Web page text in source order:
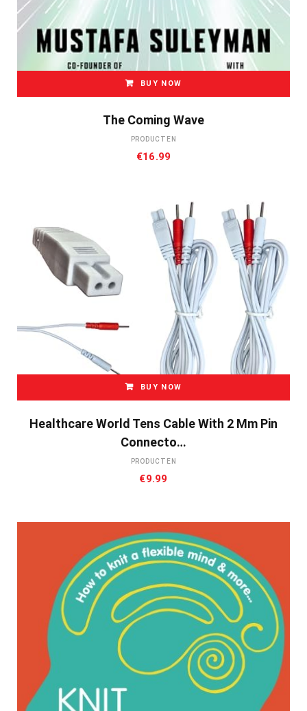
BUY NOW
The Coming Wave
PRODUCTEN
€16.99
BUY NOW
Healthcare World Tens Cable With 2 Mm Pin
Connecto…
PRODUCTEN
€9.99